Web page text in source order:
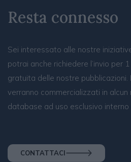
Resta connesso
Sei interessato alle nostre
potrai anche richiedere l’invio per
gratuita delle nostre pubblicazioni.
verranno commercializzati in
database ad uso esclusivo interno
CONTATTACI